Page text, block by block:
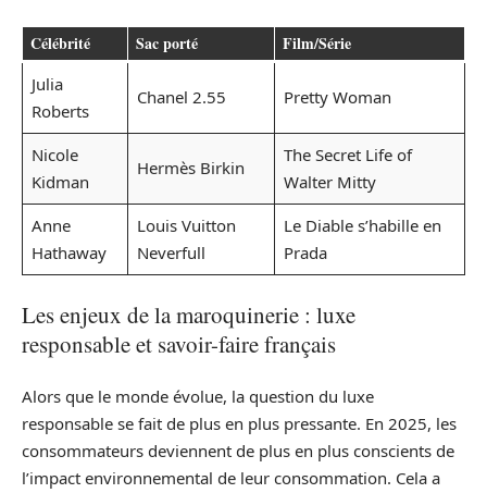
Célébrité Sac porté Film/Série
Julia
Roberts
Chanel 2.55 Pretty Woman
Nicole
Kidman
Hermès Birkin
The Secret Life of
Walter Mitty
Anne
Hathaway
Louis Vuitton
Neverfull
Le Diable s’habille en
Prada
Les enjeux de la maroquinerie : luxe
responsable et savoir-faire français
Alors que le monde évolue, la question du luxe
responsable se fait de plus en plus pressante. En 2025, les
consommateurs deviennent de plus en plus conscients de
l’impact environnemental de leur consommation. Cela a